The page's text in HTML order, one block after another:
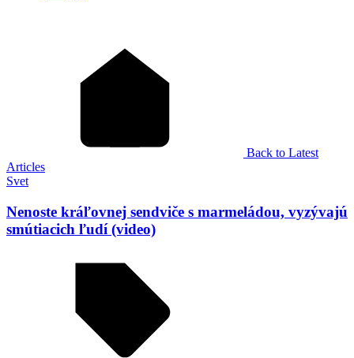
Back to Latest
Articles
Svet
Nenoste kráľovnej sendviče s marmeládou, vyzývajú
smútiacich ľudí (video)